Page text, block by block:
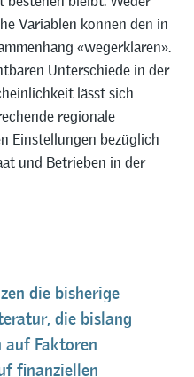
Variablen können den in
«wegerklären».
Unterschiede in der
lässt sich
regionale
Einstellungen bezüglich
und Betrieben in der
die bisherige
die bislang
auf Faktoren
finanziellen